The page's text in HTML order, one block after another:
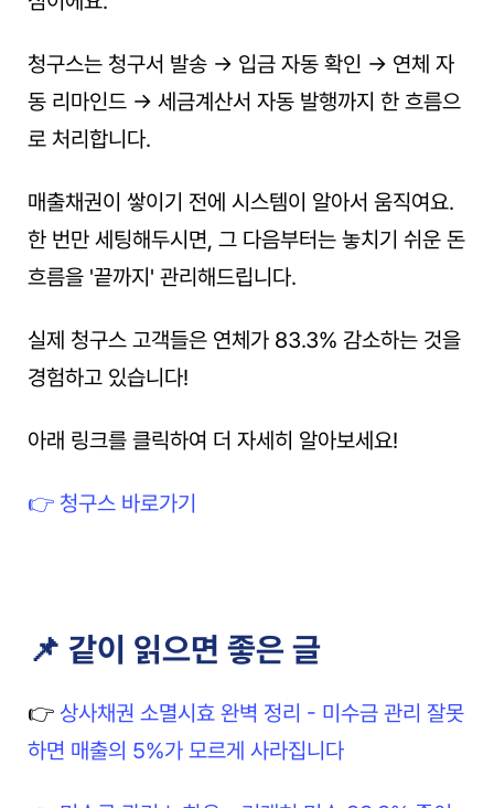
청구스는 청구서 발송 → 입금 자동 확인 → 연체 자
동 리마인드 → 세금계산서 자동 발행까지 한 흐름으
로 처리합니다.
매출채권이 쌓이기 전에 시스템이 알아서 움직여요.
한 번만 세팅해두시면, 그 다음부터는 놓치기 쉬운 돈
흐름을 '끝까지' 관리해드립니다.
실제 청구스 고객들은 연체가 83.3% 감소하는 것을
경험하고 있습니다!
아래 링크를 클릭하여 더 자세히 알아보세요!
👉 청구스 바로가기
📌 같이 읽으면 좋은 글
👉 상사채권 소멸시효 완벽 정리 - 미수금 관리 잘못
하면 매출의 5%가 모르게 사라집니다